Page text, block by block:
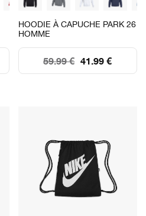
HOODIE À CAPUCHE PARK 26
HOMME
41.99 €
59.99 €